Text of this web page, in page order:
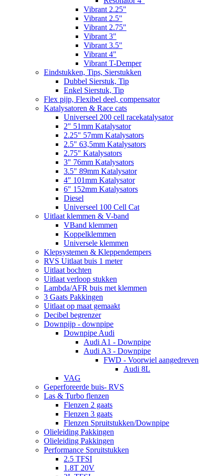
Vibrant 2.25"
Vibrant 2.5"
Vibrant 2.75"
Vibrant 3"
Vibrant 3.5"
Vibrant 4"
Vibrant T-Demper
Eindstukken, Tips, Sierstukken
Dubbel Sierstuk, Tip
Enkel Sierstuk, Tip
Flex pijp, Flexibel deel, compensator
Katalysatoren & Race cats
Universeel 200 cell racekatalysator
2" 51mm Katalysator
2.25" 57mm Katalysators
2.5" 63,5mm Katalysators
2.75" Katalysators
3" 76mm Katalysators
3.5" 89mm Katalysator
4" 101mm Katalysator
6" 152mm Katalysators
Diesel
Universeel 100 Cell Cat
Uitlaat klemmen & V-band
VBand klemmen
Koppelklemmen
Universele klemmen
Klepsystemen & Kleppendempers
RVS Uitlaat buis 1 meter
Uitlaat bochten
Uitlaat verloop stukken
Lambda/AFR buis met klemmen
3 Gaats Pakkingen
Uitlaat op maat gemaakt
Decibel begrenzer
Downpijp - downpipe
Downpipe Audi
Audi A1 - Downpipe
Audi A3 - Downpipe
FWD - Voorwiel aangedreven
Audi 8L
VAG
Geperforeerde buis- RVS
Las & Turbo flenzen
Flenzen 2 gaats
Flenzen 3 gaats
Flenzen Spruitstukken/Downpipe
Olieleiding Pakkingen
Olieleiding Pakkingen
Performance Spruitstukken
2.5 TFSI
1.8T 20V